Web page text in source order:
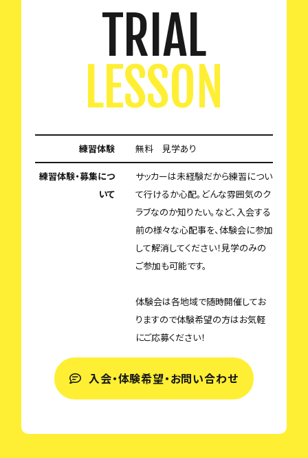
TRIAL
LESSON
練習体験 無料 見学あり
練習体験・募集につ
いて
サッカーは未経験だから練習につい
て行けるか心配。どんな雰囲気のク
ラブなのか知りたい。など、入会する
前の様々な心配事を、体験会に参加
して解消してください！見学のみの
ご参加も可能です。
体験会は各地域で随時開催してお
りますので体験希望の方はお気軽
にご応募ください！
入会・体験希望・お問い合わせ